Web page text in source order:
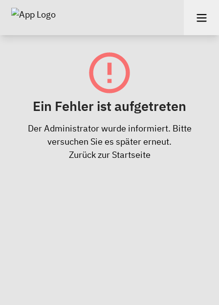
Ein Fehler ist aufgetreten
Der Administrator wurde informiert. Bitte
versuchen Sie es später erneut.
Zurück zur Startseite